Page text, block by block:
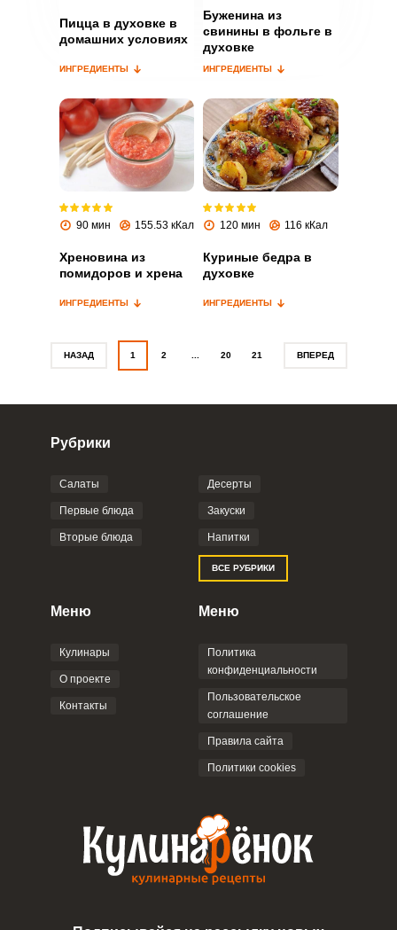
Пицца в духовке в
домашних условиях
ИНГРЕДИЕНТЫ
Буженина из
свинины в фольге в
духовке
ИНГРЕДИЕНТЫ
90 мин 155.53 кКал
Хреновина из
помидоров и хрена
ИНГРЕДИЕНТЫ
120 мин 116 кКал
Куриные бедра в
духовке
ИНГРЕДИЕНТЫ
НАЗАД 1 2 20 21 ВПЕРЕД
Рубрики
Салаты
Первые блюда
Вторые блюда
Десерты
Закуски
Напитки
ВСЕ РУБРИКИ
Меню
Кулинары
О проекте
Контакты
Меню
Политика
конфиденциальности
Пользовательское
соглашение
Правила сайта
Политики cookies
или
Запомнить меня
ВХОД
ЕЩЕ НЕ ЗАРЕГИСТРИРОВАННЫ?
Забыли пароль?